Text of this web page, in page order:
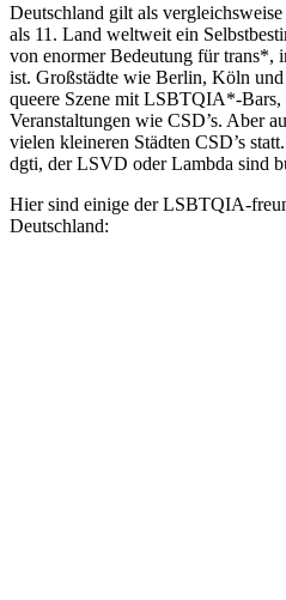
Deutschland gilt als
als 11. Land weltweit ein
von enormer Bedeutung für trans*,
ist. Großstädte wie Berlin, Köln
queere Szene mit LSBTQIA*-
Veranstaltungen wie CSD’s. Aber
vielen kleineren Städten CSD’s
dgti, der LSVD oder Lambda sind
Hier sind einige der LSBTQIA-
Deutschland: